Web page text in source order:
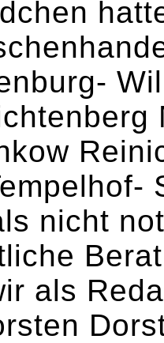
nicht
als